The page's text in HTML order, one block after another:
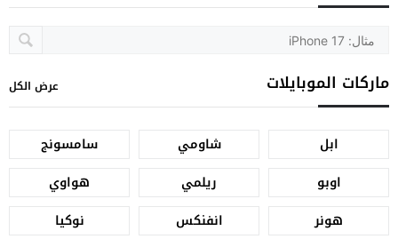
ماركات الموبايلات عرض الكل
ابل شاومي
سامسونج
اوبو
ريلمي
هواوي
هونر
انفنكس
نوكيا